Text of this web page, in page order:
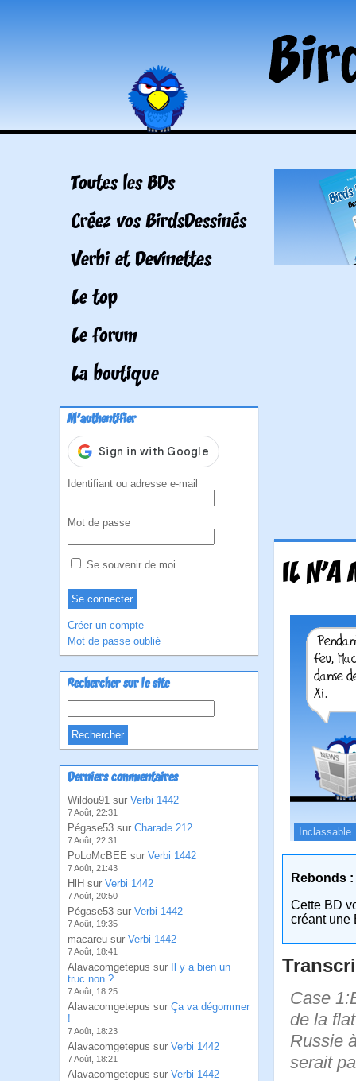
Toutes les BDs
Créez vos BirdsDessinés
Verbi et Devinettes
Le top
Le forum
La boutique
M'authentifier
Identifiant ou adresse e-mail
Mot de passe
Se souvenir de moi
Créer un compte
Mot de passe oublié
Rechercher sur le site
Derniers commentaires
Wildou91 sur Verbi 1442
7 Août, 22:31
Pégase53 sur Charade 212
7 Août, 22:31
PoLoMcBEE sur Verbi 1442
7 Août, 21:43
HlH sur Verbi 1442
7 Août, 20:50
Pégase53 sur Verbi 1442
7 Août, 19:35
macareu sur Verbi 1442
7 Août, 18:41
Alavacomgetepus sur
Il y a bien un
truc non ?
7 Août, 18:25
Alavacomgetepus sur Ça va dégommer
!
7 Août, 18:23
Alavacomgetepus sur Verbi 1442
7 Août, 18:21
Alavacomgetepus sur Verbi 1442
IL N'A
Inclassable
Rebonds :
Cette BD
créant une
Case
de la
Russie
serait